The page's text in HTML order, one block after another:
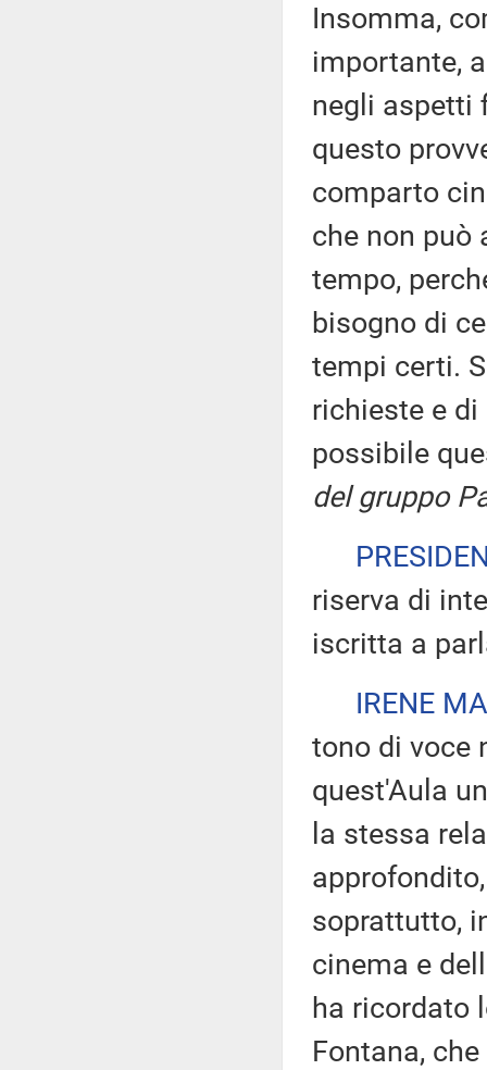
Insomma,
importante,
negli aspetti
questo
comparto
che non può
tempo,
bisogno di
tempi certi.
richieste e
possibile
del gruppo
riserva di
iscritta a
IRENE
tono di voce
quest'Aula
la stessa
soprattutto,
cinema e
ha ricordato
Fontana,